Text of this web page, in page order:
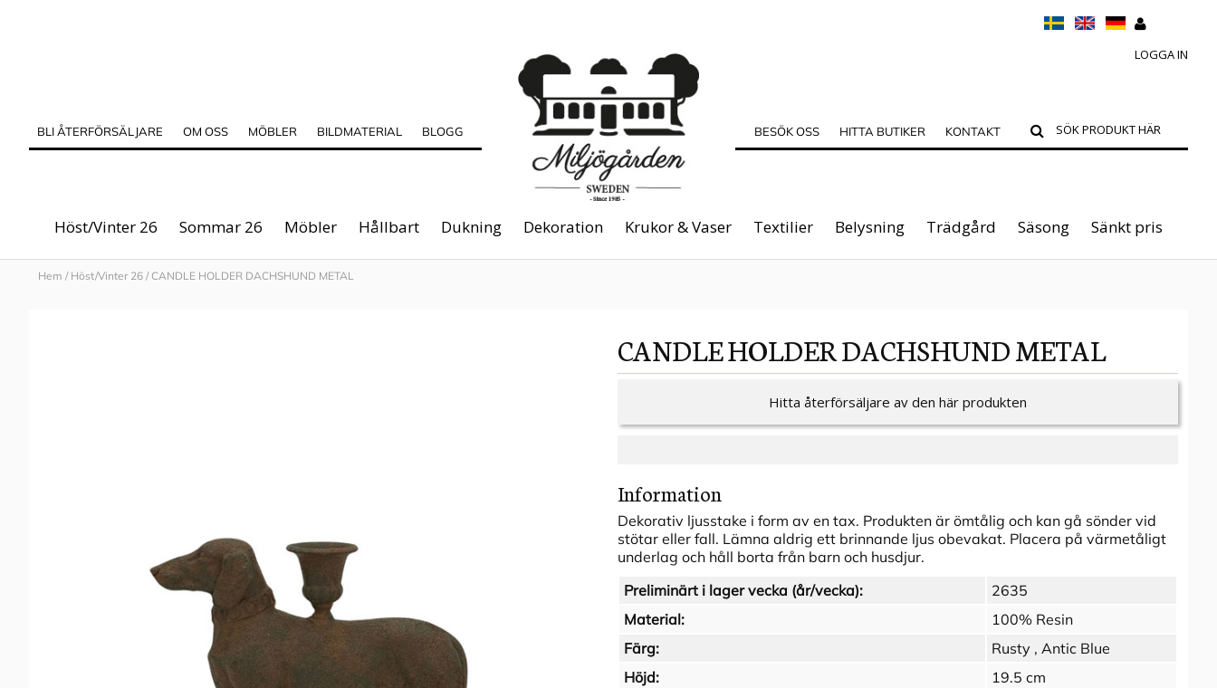
LOGGA IN
BLI ÅTERFÖRSÄLJARE OM OSS MÖBLER BILDMATERIAL BLOGG BESÖK OSS HITTA BUTIKER KONTAKT
Höst/Vinter 26 Sommar 26 Möbler Hållbart Dukning Dekoration Krukor & Vaser Textilier Belysning Trädgård Säsong Sänkt pris
Hem / Höst/Vinter 26 / CANDLE HOLDER DACHSHUND METAL
CANDLE HOLDER DACHSHUND METAL
Hitta återförsäljare av den här produkten
Information
Dekorativ ljusstake i form av en tax. Produkten är ömtålig och kan gå sönder vid
stötar eller fall. Lämna aldrig ett brinnande ljus obevakat. Placera på värmetåligt
underlag och håll borta från barn och husdjur.
Preliminärt i lager vecka (år/vecka):
2635
Material:
100% Resin
Färg:
Rusty , Antic Blue
Höjd:
19.5 cm